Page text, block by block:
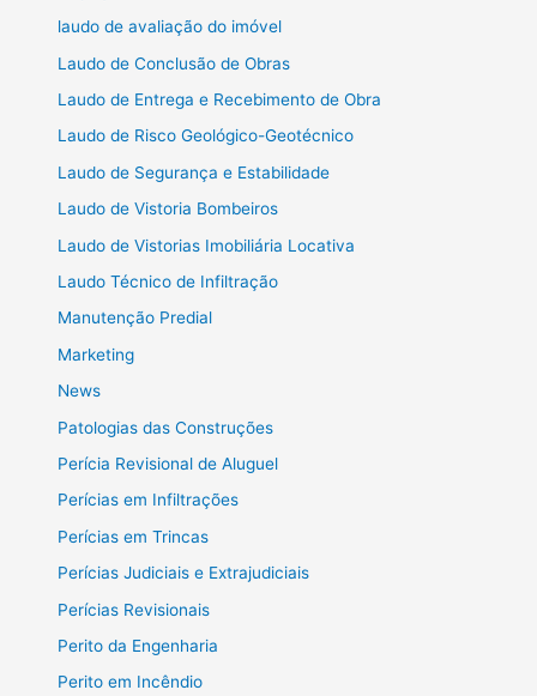
laudo de avaliação do imóvel
Laudo de Conclusão de Obras
Laudo de Entrega e Recebimento de Obra
Laudo de Risco Geológico-Geotécnico
Laudo de Segurança e Estabilidade
Laudo de Vistoria Bombeiros
Laudo de Vistorias Imobiliária Locativa
Laudo Técnico de Infiltração
Manutenção Predial
Marketing
News
Patologias das Construções
Perícia Revisional de Aluguel
Perícias em Infiltrações
Perícias em Trincas
Perícias Judiciais e Extrajudiciais
Perícias Revisionais
Perito da Engenharia
Perito em Incêndio